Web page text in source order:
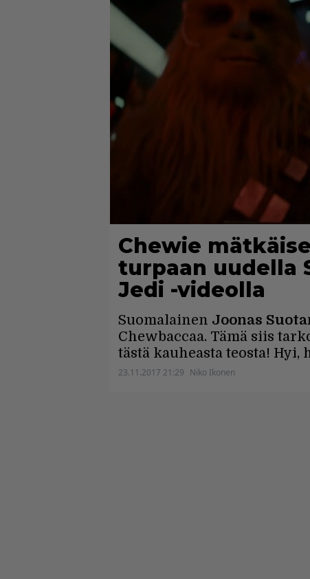
Chewie
turpaan uudella
Jedi -videolla
Suomalainen Joonas
Chewbaccaa. Tämä siis
tästä kauheasta teosta! Hyi,
23.11.2017 21:29 Niko Ikonen